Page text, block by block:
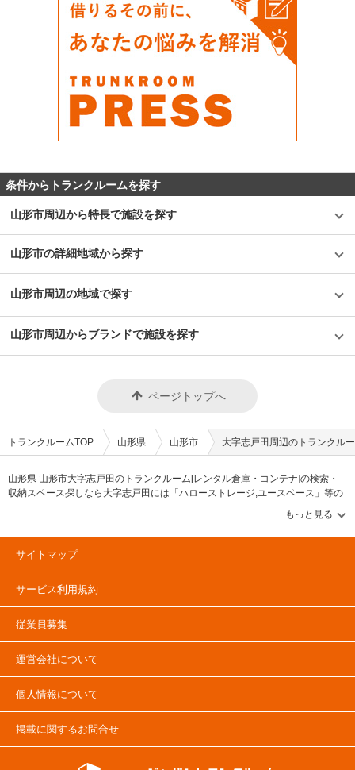
条件からトランクルームを探す
山形市周辺から特長で施設を探す
山形市の詳細地域から探す
山形市周辺の地域で探す
山形市周辺からブランドで施設を探す
ページトップへ
トランクルームTOP 山形県 山形市 大字志戸田周辺のトランクル
山形県 山形市大字志戸田のトランクルーム[レンタル倉庫・コンテナ]の検索・
収納スペース探しなら大字志戸田には「ハローストレージ,ユースペース」等の
キュリティ・空調完備・24時間出し入れ可能などの希望条件で絞込み！豊富な
物件数から様々な方法でご希望の収納スペースを簡単に探せるトランクルーム
情報サイトです。大字志戸田で気になるトランクルームを見つけたら、メール
サイトマップ
サービス利用規約
従業員募集
運営会社について
個人情報について
掲載に関するお問合せ